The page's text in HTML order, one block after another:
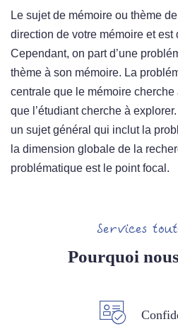
Le sujet de mémoire ou thème
direction de votre mémoire et est
Cependant, on part d’une
thème à son mémoire. La
centrale que le mémoire
que l’étudiant cherche à
un sujet général qui inclut la
la dimension globale de la
problématique est le point focal.
Services
Pourquoi